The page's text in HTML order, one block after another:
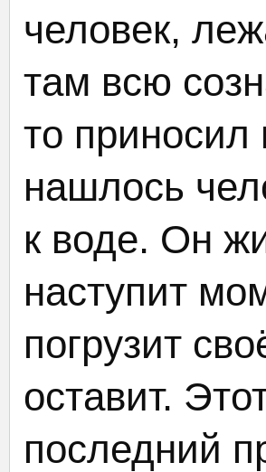
человек,
там всю
то приносил
нашлось
к воде. Он
наступит
погрузит
оставит.
последний